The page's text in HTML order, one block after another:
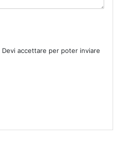
Devi accettare per poter inviare